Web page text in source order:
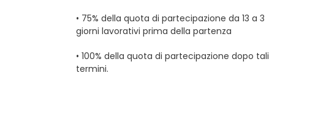
• 75% della quota di partecipazione da 13 a 3
giorni lavorativi prima della partenza
• 100% della quota di partecipazione dopo tali
termini.